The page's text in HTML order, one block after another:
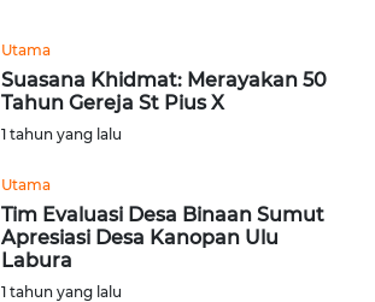
Utama
Suasana Khidmat: Merayakan 50
Tahun Gereja St Pius X
1 tahun yang lalu
Utama
Tim Evaluasi Desa Binaan Sumut
Apresiasi Desa Kanopan Ulu
Labura
1 tahun yang lalu